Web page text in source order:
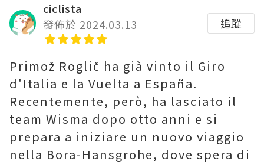
ciclista
發佈於 2024.03.13
追蹤
Primož Roglič ha già vinto il Giro
d'Italia e la Vuelta a España.
Recentemente, però, ha lasciato il
team Wisma dopo otto anni e si
prepara a iniziare un nuovo viaggio
nella Bora-Hansgrohe, dove spera di